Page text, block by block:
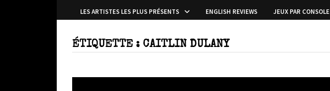
LES ARTISTES LES PLUS PRÉSENTS
ENGLISH REVIEWS JEUX PAR CONSOLE
ÉTIQUETTE : CAITLIN DULANY